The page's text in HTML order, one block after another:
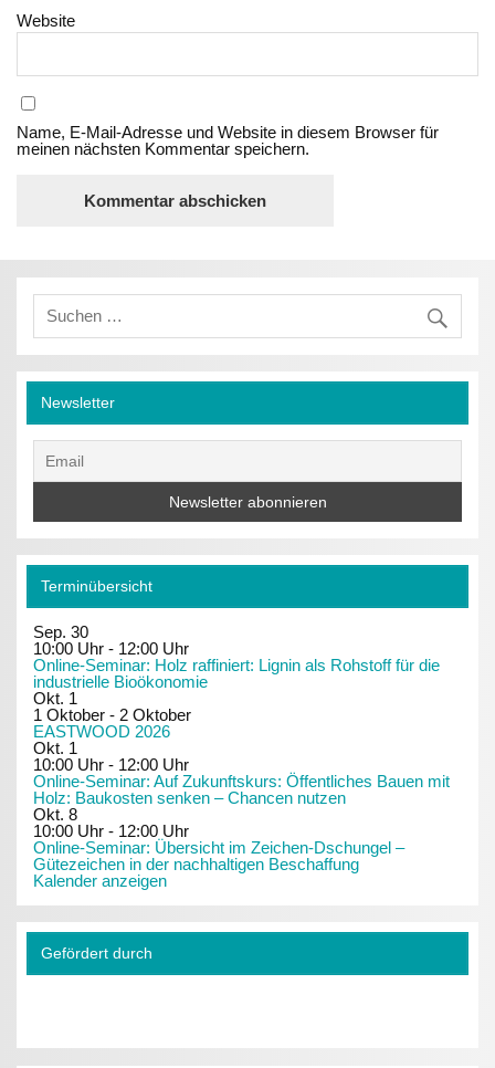
Website
Name, E-Mail-Adresse und Website in diesem Browser für
meinen nächsten Kommentar speichern.
Newsletter
Terminübersicht
Sep.30
10:00 Uhr - 12:00 Uhr
Online-Seminar: Holz raffiniert: Lignin als Rohstoff für die
industrielle Bioökonomie
Okt. 1
1 Oktober - 2 Oktober
EASTWOOD 2026
Okt. 1
10:00 Uhr - 12:00 Uhr
Online-Seminar: Auf Zukunftskurs: Öffentliches Bauen mit
Holz: Baukosten senken – Chancen nutzen
Okt.8
10:00 Uhr - 12:00 Uhr
Online-Seminar: Übersicht im Zeichen-Dschungel –
Gütezeichen in der nachhaltigen Beschaffung
Kalender anzeigen
Gefördert durch